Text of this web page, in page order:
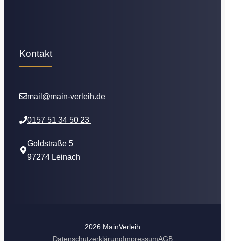
Kontakt
mail@main-verleih.de
0157 51 34 50 23
Goldstraße 5
97274 Leinach
2026 MainVerleih
DatenschutzerklärungImpressumAGB